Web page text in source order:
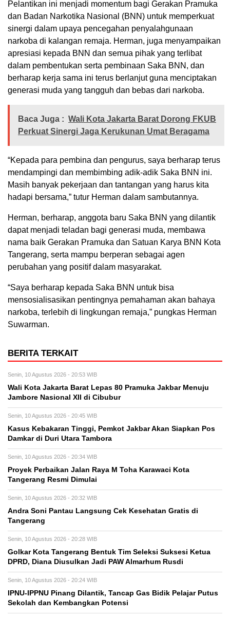
Pelantikan ini menjadi momentum bagi Gerakan Pramuka
dan Badan Narkotika Nasional (BNN) untuk memperkuat
sinergi dalam upaya pencegahan penyalahgunaan
narkoba di kalangan remaja. Herman, juga menyampaikan
apresiasi kepada BNN dan semua pihak yang terlibat
dalam pembentukan serta pembinaan Saka BNN, dan
berharap kerja sama ini terus berlanjut guna menciptakan
generasi muda yang tangguh dan bebas dari narkoba.
Baca Juga : Wali Kota Jakarta Barat Dorong FKUB
Perkuat Sinergi Jaga Kerukunan Umat Beragama
“Kepada para pembina dan pengurus, saya berharap terus
mendampingi dan membimbing adik-adik Saka BNN ini.
Masih banyak pekerjaan dan tantangan yang harus kita
hadapi bersama,” tutur Herman dalam sambutannya.
Herman, berharap, anggota baru Saka BNN yang dilantik
dapat menjadi teladan bagi generasi muda, membawa
nama baik Gerakan Pramuka dan Satuan Karya BNN Kota
Tangerang, serta mampu berperan sebagai agen
perubahan yang positif dalam masyarakat.
“Saya berharap kepada Saka BNN untuk bisa
mensosialisasikan pentingnya pemahaman akan bahaya
narkoba, terlebih di lingkungan remaja,” pungkas Herman
Suwarman.
BERITA TERKAIT
Senin, 10 Agustus 2026 - 20:53 WIB
Wali Kota Jakarta Barat Lepas 80 Pramuka Jakbar Menuju
Jambore Nasional XII di Cibubur
Senin, 10 Agustus 2026 - 20:45 WIB
Kasus Kebakaran Tinggi, Pemkot Jakbar Akan Siapkan Pos
Damkar di Duri Utara Tambora
Senin, 10 Agustus 2026 - 20:34 WIB
Proyek Perbaikan Jalan Raya M Toha Karawaci Kota
Tangerang Resmi Dimulai
Senin, 10 Agustus 2026 - 20:32 WIB
Andra Soni Pantau Langsung Cek Kesehatan Gratis di
Tangerang
Senin, 10 Agustus 2026 - 20:28 WIB
Golkar Kota Tangerang Bentuk Tim Seleksi Suksesi Ketua
DPRD, Diana Diusulkan Jadi PAW Almarhum Rusdi
Senin, 10 Agustus 2026 - 20:24 WIB
IPNU-IPPNU Pinang Dilantik, Tancap Gas Bidik Pelajar Putus
Sekolah dan Kembangkan Potensi